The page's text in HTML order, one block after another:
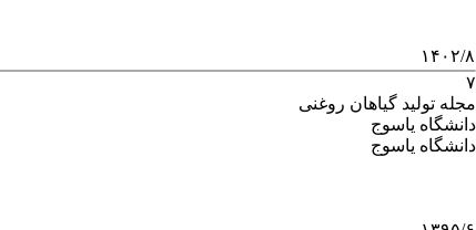
۱۴۰۲/۸
۷
مجله تولید گیاهان روغنی
دانشگاه یاسوج
دانشگاه یاسوج